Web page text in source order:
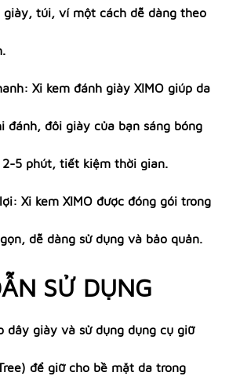
giày, túi, ví một cách dễ dàng theo
Xi kem đánh giày XIMO giúp da
đánh, đôi giày của bạn sáng bóng
5 phút, tiết kiệm thời gian.
Xi kem XIMO được đóng gói trong
dễ dàng sử dụng và bảo quản.
SỬ DỤNG
dây giày và sử dụng dụng cụ giữ
để giữ cho bề mặt da trong